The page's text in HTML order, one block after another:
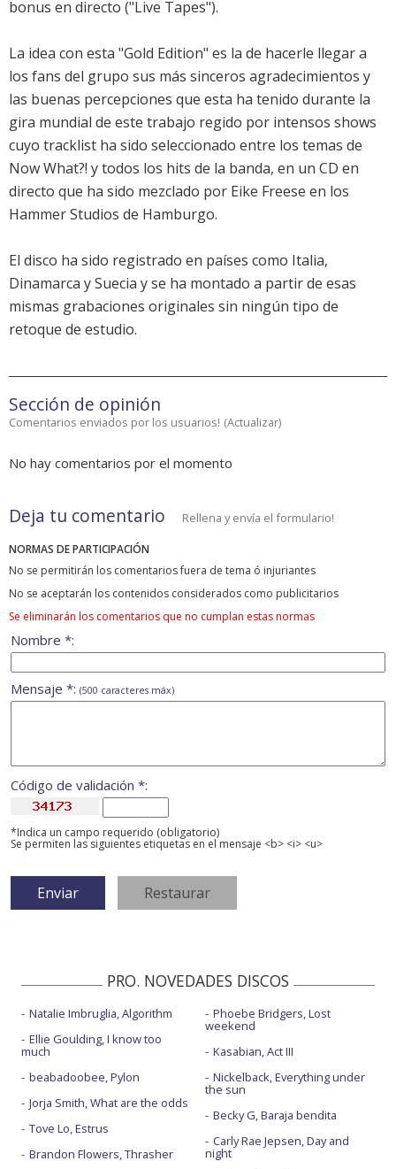
bonus en directo ("Live Tapes").
La idea con esta "Gold Edition" es la de hacerle llegar a
los fans del grupo sus más sinceros agradecimientos y
las buenas percepciones que esta ha tenido durante la
gira mundial de este trabajo regido por intensos shows
cuyo tracklist ha sido seleccionado entre los temas de
Now What?! y todos los hits de la banda, en un CD en
directo que ha sido mezclado por Eike Freese en los
Hammer Studios de Hamburgo.
El disco ha sido registrado en países como Italia,
Dinamarca y Suecia y se ha montado a partir de esas
mismas grabaciones originales sin ningún tipo de
retoque de estudio.
Sección de opinión
Comentarios enviados por los usuarios! (Actualizar)
No hay comentarios por el momento
Deja tu comentario Rellena y envía el formulario!
NORMAS DE PARTICIPACIÓN
No se permitirán los comentarios fuera de tema ó injuriantes
No se aceptarán los contenidos considerados como publicitarios
Se eliminarán los comentarios que no cumplan estas normas
Nombre *:
Mensaje *: (500 caracteres máx)
Código de validación *:
*Indica un campo requerido (obligatorio)
Se permiten las siguientes etiquetas en el mensaje <b> <i> <u>
PRO. NOVEDADES DISCOS
Natalie Imbruglia, Algorithm
Ellie Goulding, I know too
much
beabadoobee, Pylon
Jorja Smith, What are the odds
Tove Lo, Estrus
Brandon Flowers, Thrasher
Phoebe Bridgers, Lost
weekend
Kasabian, Act III
Nickelback, Everything under
the sun
Becky G, Baraja bendita
Carly Rae Jepsen, Day and
night